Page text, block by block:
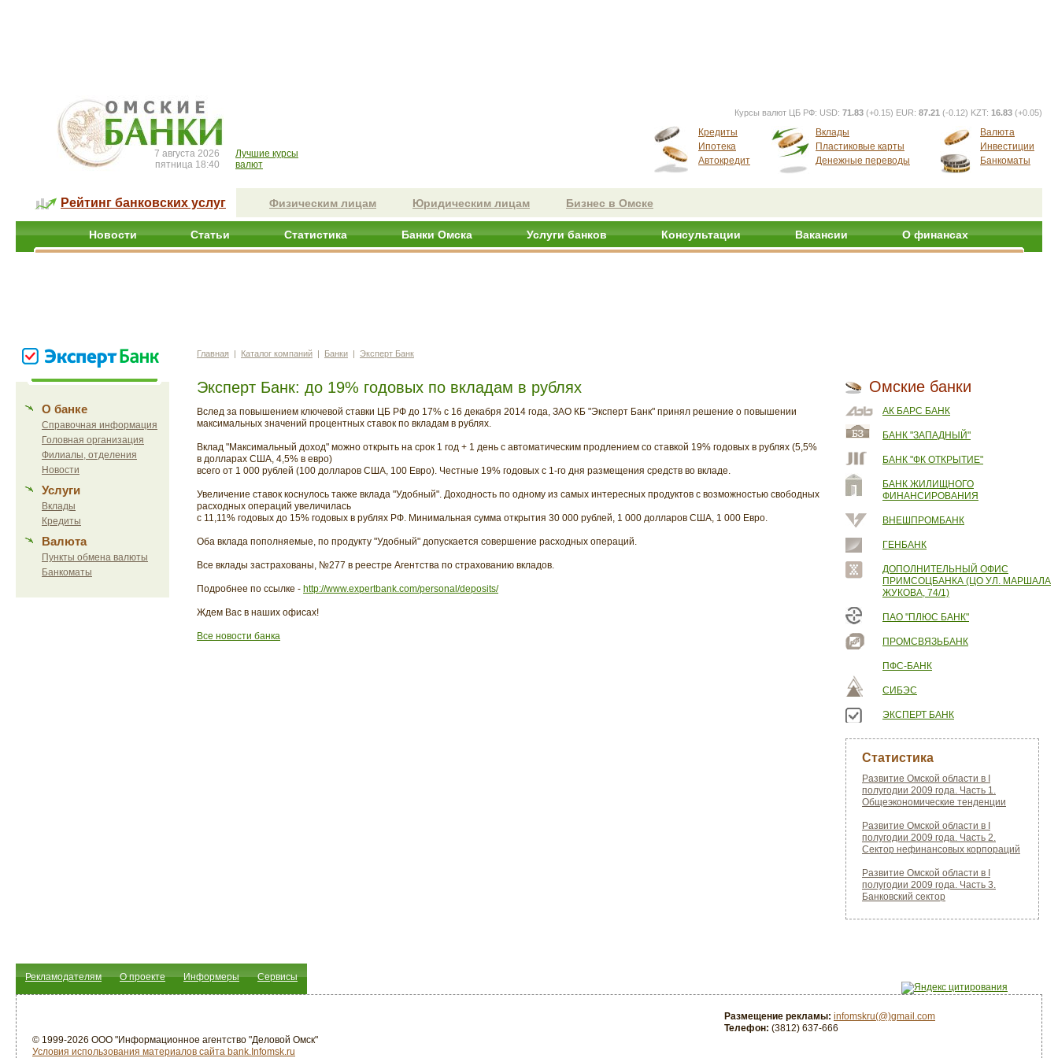
7 августа 2026
пятница 18:40
Лучшие курсы
валют
Курсы валют ЦБ РФ: USD: 71.83 (+0.15) EUR: 87.21 (-0.12) KZT: 16.83 (+0.05)
Кредиты
Ипотека
Автокредит
Вклады
Пластиковые карты
Денежные переводы
Валюта
Инвестиции
Банкоматы
Рейтинг банковских услуг Физическим лицам Юридическим лицам Бизнес в Омске
Новости Статьи Статистика Банки Омска Услуги банков Консультации Вакансии О финансах
О банке
Справочная информация
Головная организация
Филиалы, отделения
Новости
Услуги
Вклады
Кредиты
Валюта
Пункты обмена валюты
Банкоматы
Главная | Каталог компаний | Банки | Эксперт Банк
Эксперт Банк: до 19% годовых по вкладам в рублях
Вслед за повышением ключевой ставки ЦБ РФ до 17% с 16 декабря 2014 года, ЗАО КБ "Эксперт Банк" принял решение о повышении
максимальных значений процентных ставок по вкладам в рублях.
Вклад "Максимальный доход" можно открыть на срок 1 год + 1 день с автоматическим продлением со ставкой 19% годовых в рублях (5,5%
в долларах США, 4,5% в евро)
всего от 1 000 рублей (100 долларов США, 100 Евро). Честные 19% годовых с 1-го дня размещения средств во вкладе.
Увеличение ставок коснулось также вклада "Удобный". Доходность по одному из самых интересных продуктов с возможностью свободных
расходных операций увеличилась
с 11,11% годовых до 15% годовых в рублях РФ. Минимальная сумма открытия 30 000 рублей, 1 000 долларов США, 1 000 Евро.
Оба вклада пополняемые, по продукту "Удобный" допускается совершение расходных операций.
Все вклады застрахованы, №277 в реестре Агентства по страхованию вкладов.
Подробнее по ссылке - http://www.expertbank.com/personal/deposits/
Ждем Вас в наших офисах!
Все новости банка
Омские банки
АК БАРС БАНК
БАНК "ЗАПАДНЫЙ"
БАНК "ФК ОТКРЫТИЕ"
БАНК ЖИЛИЩНОГО
ФИНАНСИРОВАНИЯ
ВНЕШПРОМБАНК
ГЕНБАНК
ДОПОЛНИТЕЛЬНЫЙ ОФИС
ПРИМСОЦБАНКА (ЦО УЛ. МАРШАЛА
ЖУКОВА, 74/1)
ПАО "ПЛЮС БАНК"
ПРОМСВЯЗЬБАНК
ПФС-БАНК
СИБЭС
ЭКСПЕРТ БАНК
Статистика
Развитие Омской области в I
полугодии 2009 года. Часть 1.
Общеэкономические тенденции
Развитие Омской области в I
полугодии 2009 года. Часть 2.
Сектор нефинансовых корпораций
Развитие Омской области в I
полугодии 2009 года. Часть 3.
Банковский сектор
Рекламодателям О проекте Информеры Сервисы
© 1999-2026 ООО "Информационное агентство "Деловой Омск"
Условия использования материалов сайта bank.Infomsk.ru
Размещение рекламы: infomskru(@)gmail.com
Телефон: (3812) 637-666